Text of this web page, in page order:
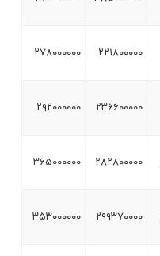
۲۲۱۸۰۰۰۰۰ ۲۷۸۰۰۰۰۰۰
۲۳۶۶۰۰۰۰۰ ۲۹۲۰۰۰۰۰۰
۲۸۲۸۰۰۰۰۰ ۳۶۵۰۰۰۰۰۰
۲۹۹۳۷۰۰۰۰ ۳۵۳۰۰۰۰۰۰